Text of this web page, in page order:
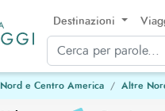
Destinazioni
Nord e Centro America Altre